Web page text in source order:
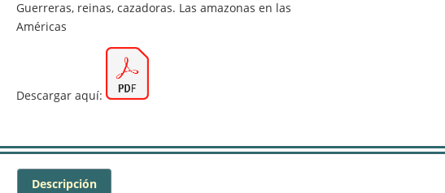
Guerreras, reinas, cazadoras. Las amazonas en las
Américas
Descargar aquí:
Descripción